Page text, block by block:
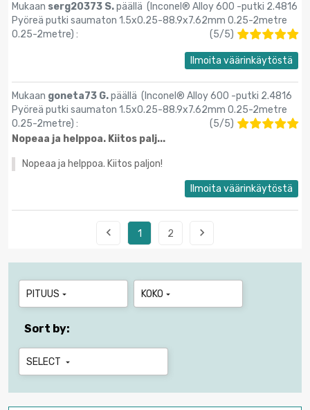
Mukaan serg20373 S.päällä (Inconel® Alloy 600 -putki 2.4816
Pyöreä putki saumaton 1.5x0.25-88.9х7.62mm 0.25-2metre
0.25-2metre) : (5/5)
Ilmoita väärinkäytöstä
Mukaan goneta73 G.päällä (Inconel® Alloy 600 -putki 2.4816
Pyöreä putki saumaton 1.5x0.25-88.9х7.62mm 0.25-2metre
0.25-2metre) : (5/5)
Nopeaa ja helppoa. Kiitos palj...
Nopeaa ja helppoa. Kiitos paljon!
Ilmoita väärinkäytöstä
 1 2 
PITUUS  KOKO 
Sort by:
SELECT 